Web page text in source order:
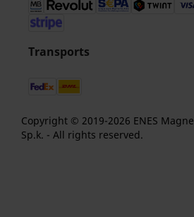
Transports
Copyright © 2019-2026 ENES
Sp.k. - All rights reserved.